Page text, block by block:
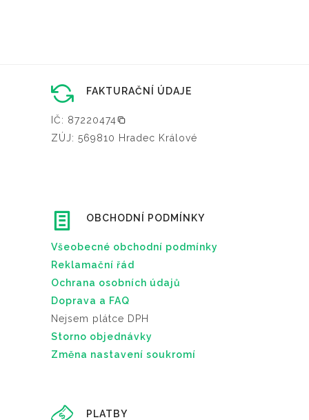
FAKTURAČNÍ ÚDAJE
IČ: 87220474
ZÚJ: 569810 Hradec Králové
OBCHODNÍ PODMÍNKY
Všeobecné obchodní podmínky
Reklamační řád
Ochrana osobních údajů
Doprava a FAQ
Nejsem plátce DPH
Storno objednávky
Změna nastavení soukromí
PLATBY